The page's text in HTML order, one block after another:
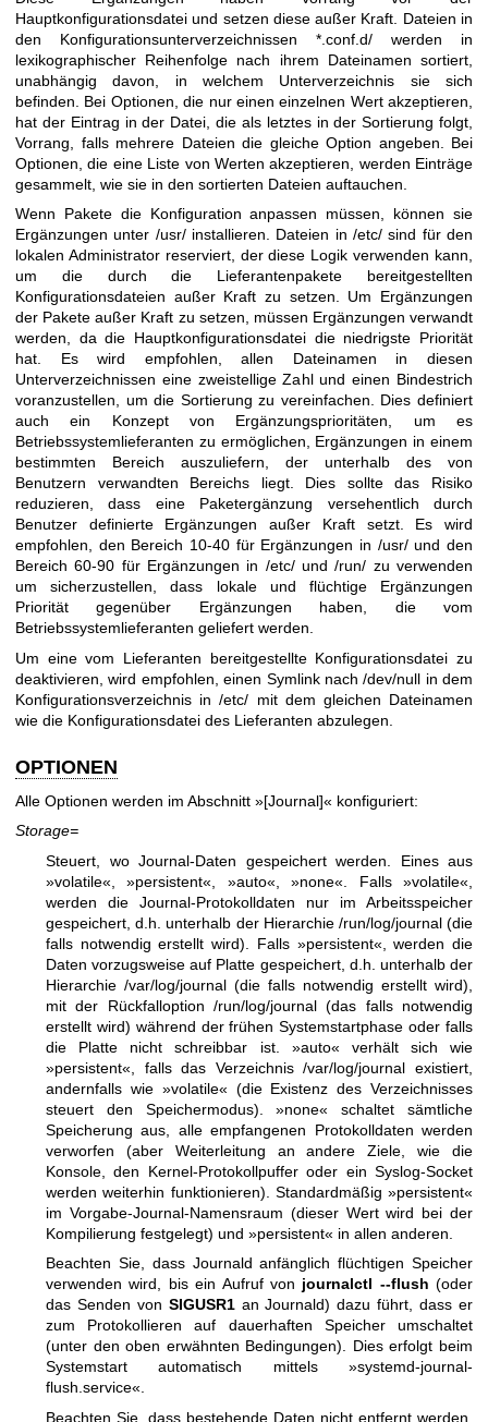
Hauptkonfigurationsdatei und setzen diese außer Kraft. Dateien in
den Konfigurationsunterverzeichnissen *.conf.d/ werden in
lexikographischer Reihenfolge nach ihrem Dateinamen sortiert,
unabhängig davon, in welchem Unterverzeichnis sie sich
befinden. Bei Optionen, die nur einen einzelnen Wert akzeptieren,
hat der Eintrag in der Datei, die als letztes in der Sortierung folgt,
Vorrang, falls mehrere Dateien die gleiche Option angeben. Bei
Optionen, die eine Liste von Werten akzeptieren, werden Einträge
gesammelt, wie sie in den sortierten Dateien auftauchen.
Wenn Pakete die Konfiguration anpassen müssen, können sie
Ergänzungen unter /usr/ installieren. Dateien in /etc/ sind für den
lokalen Administrator reserviert, der diese Logik verwenden kann,
um die durch die Lieferantenpakete bereitgestellten
Konfigurationsdateien außer Kraft zu setzen. Um Ergänzungen
der Pakete außer Kraft zu setzen, müssen Ergänzungen verwandt
werden, da die Hauptkonfigurationsdatei die niedrigste Priorität
hat. Es wird empfohlen, allen Dateinamen in diesen
Unterverzeichnissen eine zweistellige Zahl und einen Bindestrich
voranzustellen, um die Sortierung zu vereinfachen. Dies definiert
auch ein Konzept von Ergänzungsprioritäten, um es
Betriebssystemlieferanten zu ermöglichen, Ergänzungen in einem
bestimmten Bereich auszuliefern, der unterhalb des von
Benutzern verwandten Bereichs liegt. Dies sollte das Risiko
reduzieren, dass eine Paketergänzung versehentlich durch
Benutzer definierte Ergänzungen außer Kraft setzt. Es wird
empfohlen, den Bereich 10-40 für Ergänzungen in /usr/ und den
Bereich 60-90 für Ergänzungen in /etc/ und /run/ zu verwenden
um sicherzustellen, dass lokale und flüchtige Ergänzungen
Priorität gegenüber Ergänzungen haben, die vom
Betriebssystemlieferanten geliefert werden.
Um eine vom Lieferanten bereitgestellte Konfigurationsdatei zu
deaktivieren, wird empfohlen, einen Symlink nach /dev/null in dem
Konfigurationsverzeichnis in /etc/ mit dem gleichen Dateinamen
wie die Konfigurationsdatei des Lieferanten abzulegen.
OPTIONEN
Alle Optionen werden im Abschnitt »[Journal]« konfiguriert:
Storage=
Steuert, wo Journal-Daten gespeichert werden. Eines aus
»volatile«, »persistent«, »auto«, »none«. Falls »volatile«,
werden die Journal-Protokolldaten nur im Arbeitsspeicher
gespeichert, d.h. unterhalb der Hierarchie /run/log/journal (die
falls notwendig erstellt wird). Falls »persistent«, werden die
Daten vorzugsweise auf Platte gespeichert, d.h. unterhalb der
Hierarchie /var/log/journal (die falls notwendig erstellt wird),
mit der Rückfalloption /run/log/journal (das falls notwendig
erstellt wird) während der frühen Systemstartphase oder falls
die Platte nicht schreibbar ist. »auto« verhält sich wie
»persistent«, falls das Verzeichnis /var/log/journal existiert,
andernfalls wie »volatile« (die Existenz des Verzeichnisses
steuert den Speichermodus). »none« schaltet sämtliche
Speicherung aus, alle empfangenen Protokolldaten werden
verworfen (aber Weiterleitung an andere Ziele, wie die
Konsole, den Kernel-Protokollpuffer oder ein Syslog-Socket
werden weiterhin funktionieren). Standardmäßig »persistent«
im Vorgabe-Journal-Namensraum (dieser Wert wird bei der
Kompilierung festgelegt) und »persistent« in allen anderen.
Beachten Sie, dass Journald anfänglich flüchtigen Speicher
verwenden wird, bis ein Aufruf von journalctl --flush (oder
das Senden von SIGUSR1an Journald) dazu führt, dass er
zum Protokollieren auf dauerhaften Speicher umschaltet
(unter den oben erwähnten Bedingungen). Dies erfolgt beim
Systemstart automatisch mittels »systemd-journal-
flush.service«.
Beachten Sie, dass bestehende Daten nicht entfernt werden,